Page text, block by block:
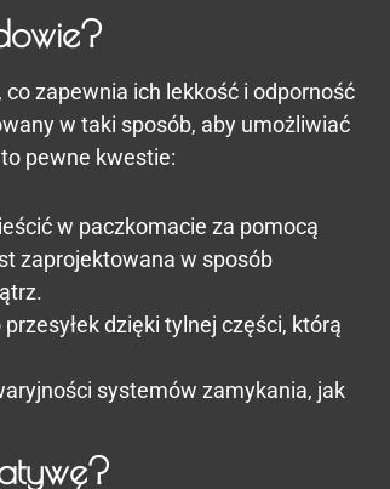
zapewnia ich lekkość i odporność
w taki sposób, aby umożliwiać
pewne kwestie:
w paczkomacie za pomocą
zaprojektowana w sposób
dzięki tylnej części, którą
systemów zamykania, jak